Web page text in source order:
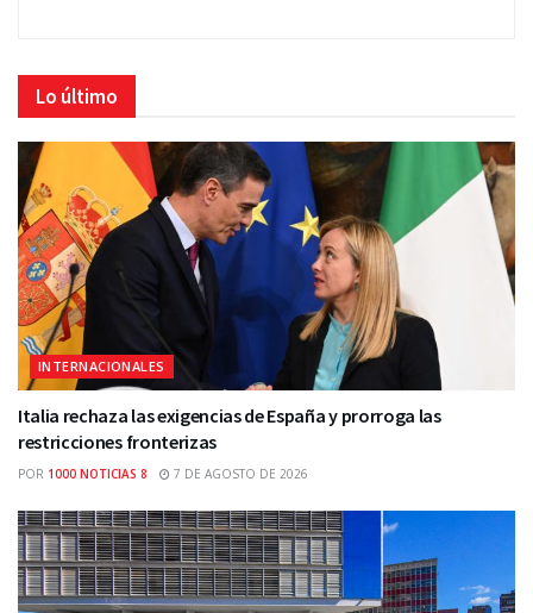
Lo último
INTERNACIONALES
Italia rechaza las exigencias de España y prorroga las
restricciones fronterizas
POR 1000 NOTICIAS 8 7 DE AGOSTO DE 2026